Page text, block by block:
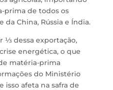
prima de todos os
China, Rússia e Índia.
⅓ dessa exportação,
energética, o que
matéria-prima
do Ministério
isso afeta na safra de